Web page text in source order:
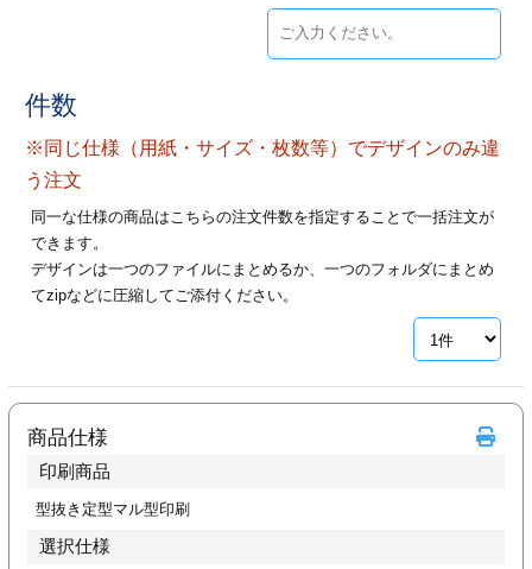
ファイル印刷
ァイル印刷
印刷
印刷
リーブ印刷
加工
ムカード印刷
刷
カード印刷
フォルダー
ァイル印刷
件数
※同じ仕様（用紙・サイズ・枚数等）でデザインのみ違
う注文
同一な仕様の商品はこちらの注文件数を指定することで一括注文が
できます。
デザインは一つのファイルにまとめるか、一つのフォルダにまとめ
てzipなどに圧縮してご添付ください。
商品仕様
印刷商品
型抜き定型マル型印刷
選択仕様